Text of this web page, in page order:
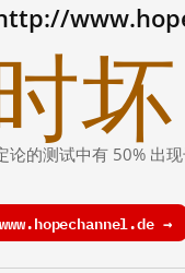
坏
的测试中有 50% 出现
→